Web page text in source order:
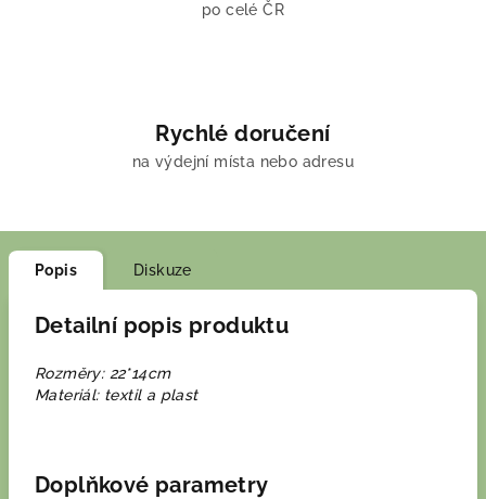
po celé ČR
Rychlé doručení
na výdejní místa nebo adresu
Popis Diskuze
Detailní popis produktu
Rozměry: 22*14cm
Materiál: textil a plast
Doplňkové parametry